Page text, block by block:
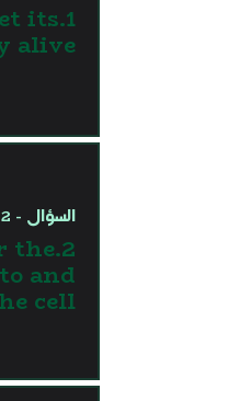
its
alive
السؤال - 2
the
and
cell